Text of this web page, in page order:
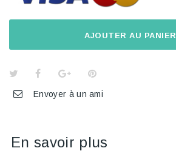
AJOUTER AU PANIER
Envoyer à un ami
En savoir plus